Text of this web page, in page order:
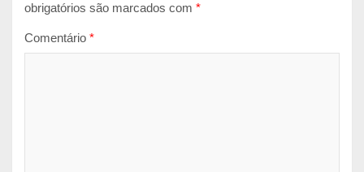
obrigatórios são marcados com *
Comentário *